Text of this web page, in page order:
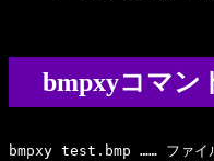
bmpxyコマン
bmpxy test.bmp …… ファイ